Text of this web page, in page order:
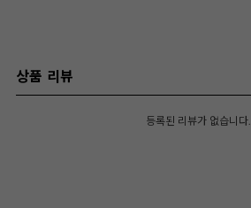
상품 리뷰
등록된 리뷰가 없습니다.